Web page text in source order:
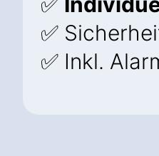
✅
✅ Inkl.